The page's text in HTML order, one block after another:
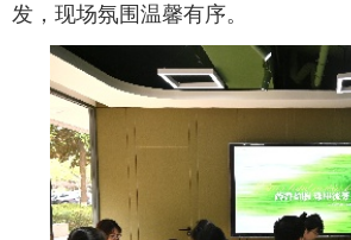
发，现场氛围温馨有序。